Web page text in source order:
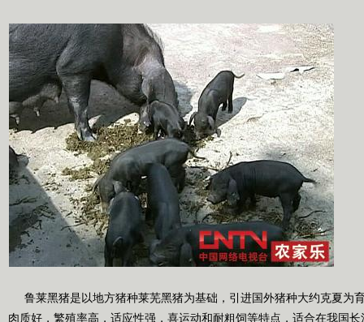
鲁莱黑猪是以地方猪种莱芜黑猪为基础，引进国外猪种大约克夏为
肉质好，繁殖率高，适应性强，喜运动和耐粗饲等特点，适合在我国